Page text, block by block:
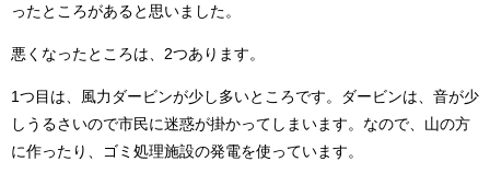
ったところがあると思いました。
悪くなったところは、2つあります。
1つ目は、風力ダービンが少し多いところです。ダービンは、音が少
しうるさいので市民に迷惑が掛かってしまいます。なので、山の方
に作ったり、ゴミ処理施設の発電を使っています。